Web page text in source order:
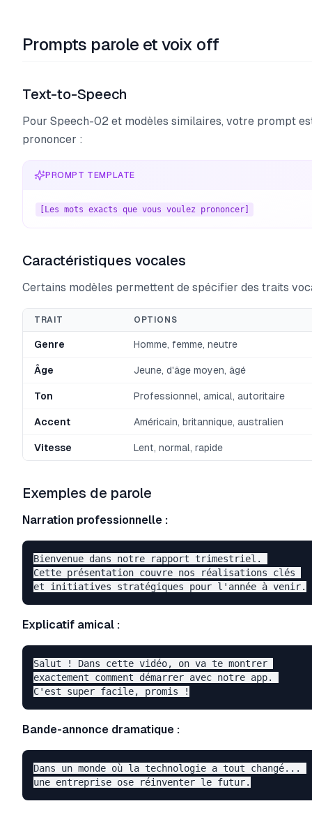
Prompts parole et voix off
Text-to-Speech
Pour Speech-02 et modèles similaires, votre prompt
prononcer :
PROMPT TEMPLATE
[Les mots exacts que vous voulez prononcer]
Caractéristiques vocales
Certains modèles permettent de spécifier des traits
TRAIT OPTIONS
Genre Homme, femme, neutre
Âge Jeune, d'âge moyen, âgé
Ton Professionnel, amical, autoritaire
Accent Américain, britannique, australien
Vitesse Lent, normal, rapide
Exemples de parole
Narration professionnelle :
Bienvenue dans notre rapport trimestriel.
Cette présentation couvre nos réalisations clés
Explicatif amical :
Salut ! Dans cette vidéo, on va te montrer
exactement comment démarrer avec notre app.
Bande-annonce dramatique :
Dans un monde où la technologie a tout changé...